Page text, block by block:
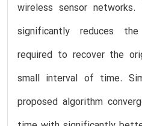
wireless sensor
significantly reduces
required to recover the
small interval of time.
proposed algorithm